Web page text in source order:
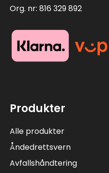
Org. nr: 816 329 892
Produkter
Alle produkter
Åndedrettsvern
Avfallshåndtering